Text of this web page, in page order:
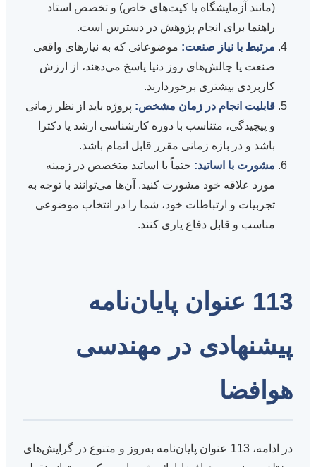
(مانند آزمایشگاه یا کیت‌های خاص) و تخصص استاد
راهنما برای انجام پژوهش در دسترس است.
مرتبط با نیاز صنعت: موضوعاتی که به نیازهای واقعی
صنعت یا چالش‌های روز دنیا پاسخ می‌دهند، از ارزش
کاربردی بیشتری برخوردارند.
قابلیت انجام در زمان مشخص: پروژه باید از نظر زمانی
و پیچیدگی، متناسب با دوره کارشناسی ارشد یا دکترا
باشد و در بازه زمانی مقرر قابل اتمام باشد.
مشورت با اساتید: حتماً با اساتید متخصص در زمینه
مورد علاقه خود مشورت کنید. آن‌ها می‌توانند با توجه به
تجربیات و ارتباطات خود، شما را در انتخاب موضوعی
مناسب و قابل دفاع یاری کنند.
113 عنوان پایان‌نامه
پیشنهادی در مهندسی
هوافضا
در ادامه، 113 عنوان پایان‌نامه به‌روز و متنوع در گرایش‌های